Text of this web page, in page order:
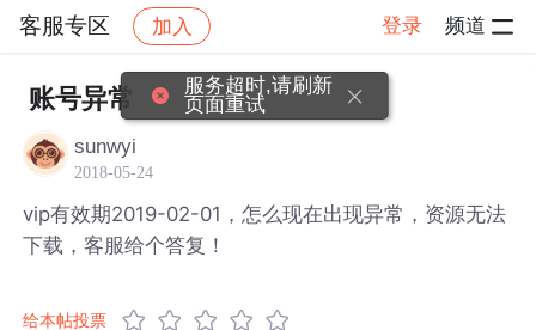
客服专区 加入 登录 频道
社区 客服专区 帖子详情
账号异常
sunwyi
2018-05-24
vip有效期2019-02-01，怎么现在出现异常，资源无法
下载，客服给个答复！
给本帖投票
服务超时,请刷新
页面重试